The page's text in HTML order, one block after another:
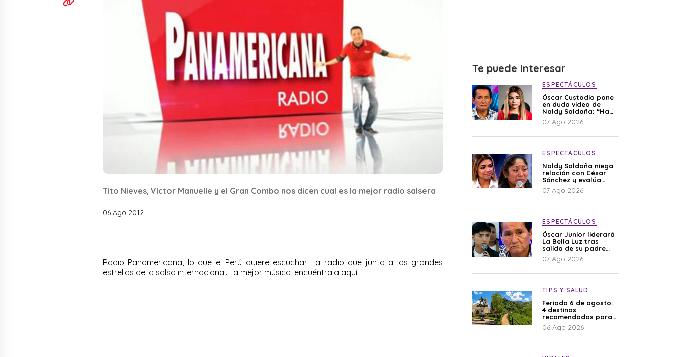
Tito Nieves, Víctor Manuelle y el Gran Combo nos dicen cual es la mejor radio salsera
06 Ago 2012
Radio Panamericana, lo que el Perú quiere escuchar. La radio que junta a las grandes
estrellas de la salsa internacional. La mejor música, encuéntrala aquí.
Te puede interesar
ESPECTÁCULOS
Óscar Custodio pone
en duda video de
Naldy Saldaña: “Hay
cosas que de repente
se han editado”
07 Ago 2026
ESPECTÁCULOS
Naldy Saldaña niega
relación con César
Sánchez y evalúa
denunciar a su
esposa: “Es una
07 Ago 2026
ESPECTÁCULOS
Óscar Junior liderará
La Bella Luz tras
salida de su padre
por polémica con
Naldy Saldaña
07 Ago 2026
TIPS Y SALUD
Feriado 6 de agosto:
4 destinos
recomendados para
disfrutar el descanso
06 Ago 2026